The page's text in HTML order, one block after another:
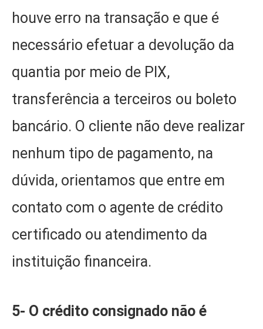
houve erro na transação e que é
necessário efetuar a devolução da
quantia por meio de PIX,
transferência a terceiros ou boleto
bancário. O cliente não deve realizar
nenhum tipo de pagamento, na
dúvida, orientamos que entre em
contato com o agente de crédito
certificado ou atendimento da
instituição financeira.
5- O crédito consignado não é